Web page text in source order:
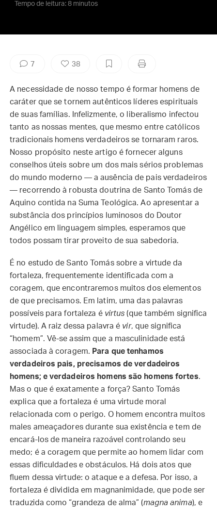
Tempo de leitura: 8 minutos
7 38
A necessidade de nosso tempo é formar homens de
caráter que se tornem autênticos líderes espirituais
de suas famílias. Infelizmente, o liberalismo infectou
tanto as nossas mentes, que mesmo entre católicos
tradicionais homens verdadeiros se tornaram raros.
Nosso propósito neste artigo é fornecer alguns
conselhos úteis sobre um dos mais sérios problemas
do mundo moderno — a ausência de pais verdadeiros
— recorrendo à robusta doutrina de Santo Tomás de
Aquino contida na Suma Teológica. Ao apresentar a
substância dos princípios luminosos do Doutor
Angélico em linguagem simples, esperamos que
todos possam tirar proveito de sua sabedoria.
É no estudo de Santo Tomás sobre a virtude da
fortaleza, frequentemente identificada com a
coragem, que encontraremos muitos dos elementos
de que precisamos. Em latim, uma das palavras
possíveis para fortaleza é virtus (que também significa
virtude). A raiz dessa palavra é vir, que significa
“homem”. Vê-se assim que a masculinidade está
associada à coragem. Para que tenhamos
verdadeiros pais, precisamos de verdadeiros
homens; e verdadeiros homens são homens fortes.
Mas o que é exatamente a força? Santo Tomás
explica que a fortaleza é uma virtude moral
relacionada com o perigo. O homem encontra muitos
males ameaçadores durante sua existência e tem de
encará-los de maneira razoável controlando seu
medo; é a coragem que permite ao homem lidar com
essas dificuldades e obstáculos. Há dois atos que
fluem dessa virtude: o ataque e a defesa. Por isso, a
fortaleza é dividida em magnanimidade, que pode ser
traduzida como “grandeza de alma” (magna anima), e